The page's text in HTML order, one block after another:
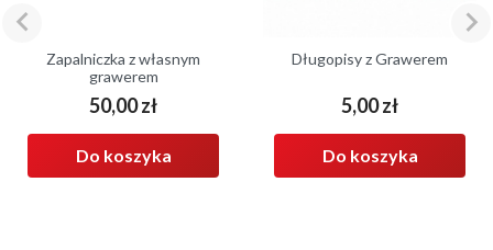

Zapalniczka z własnym
grawerem
Cena
50,00 zł
Do koszyka
Długopisy z Grawerem
Cena
5,00 zł
Do koszyka
